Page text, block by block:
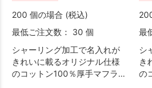
200 個の場合 (税込)
最低ご注文数： 30 個
シャーリング加工で名入れが
きれいに載るオリジナル仕様
のコットン100％厚手マフラー
最
シ
き
の